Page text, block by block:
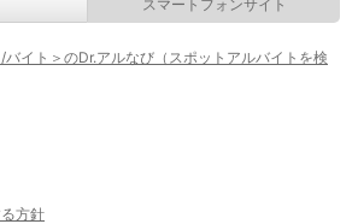
スマートフォンサイト
イト＞のDr.アルなび（スポットアルバイトを検
方針